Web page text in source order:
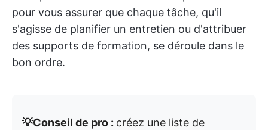
pour vous assurer que chaque tâche, qu'il
s'agisse de planifier un entretien ou d'attribuer
des supports de formation, se déroule dans le
bon ordre.
💡Conseil de pro : créez une liste de